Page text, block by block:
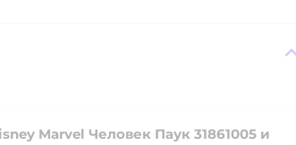
Marvel Человек Паук 31861005 и